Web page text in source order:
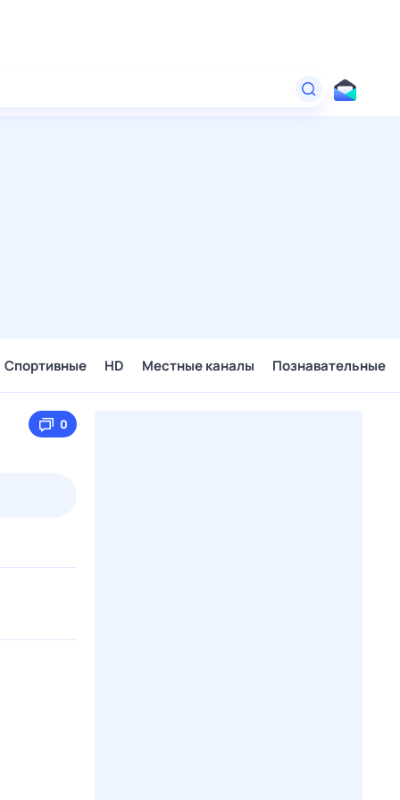
Спортивные HD Местные каналы Познавательные
0